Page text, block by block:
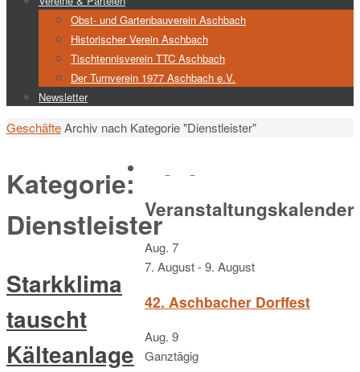
Obst- und Gartenbauverein Aschbach
Historischer Verein Aschbach
Tischtennisverein TTC Aschbach
Der Turnverein 1977 Aschbach e.V.
Newsletter
Start
GeschäfteArchiv nach Kategorie "Dienstleister"
Kategorie:
Dienstleister
Starkklima
tauscht
Kälteanlage
Veranstaltungskalender
Aug. 7
7. August-9. August
42. Aschbacher Dorffest
Aug. 9
Ganztägig